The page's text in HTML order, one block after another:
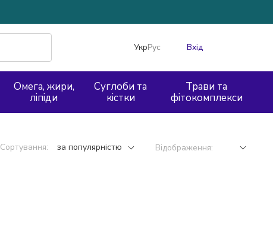
УкрРус Вхід
Омега, жири,
ліпіди
Суглоби та
кістки
Трави та
фітокомплекси
Сортування: за популярністю Відображення: